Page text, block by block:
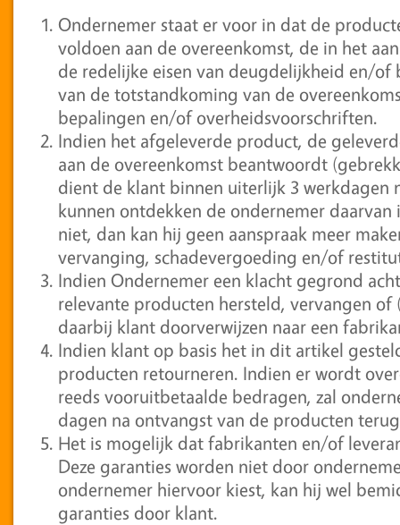
Ondernemer staat er voor in dat de
voldoen aan de overeenkomst, de in het
de redelijke eisen van deugdelijkheid en/
van de totstandkoming van de
bepalingen en/of overheidsvoorschriften.
Indien het afgeleverde product, de
aan de overeenkomst beantwoordt
dient de klant binnen uiterlijk 3 werkdagen
kunnen ontdekken de ondernemer
niet, dan kan hij geen aanspraak meer
vervanging, schadevergoeding en/of
Indien Ondernemer een klacht gegrond
relevante producten hersteld, vervangen
daarbij klant doorverwijzen naar een
Indien klant op basis het in dit artikel
producten retourneren. Indien er wordt
reeds vooruitbetaalde bedragen, zal
dagen na ontvangst van de producten
Het is mogelijk dat fabrikanten en/of
Deze garanties worden niet door
ondernemer hiervoor kiest, kan hij wel
garanties door klant.